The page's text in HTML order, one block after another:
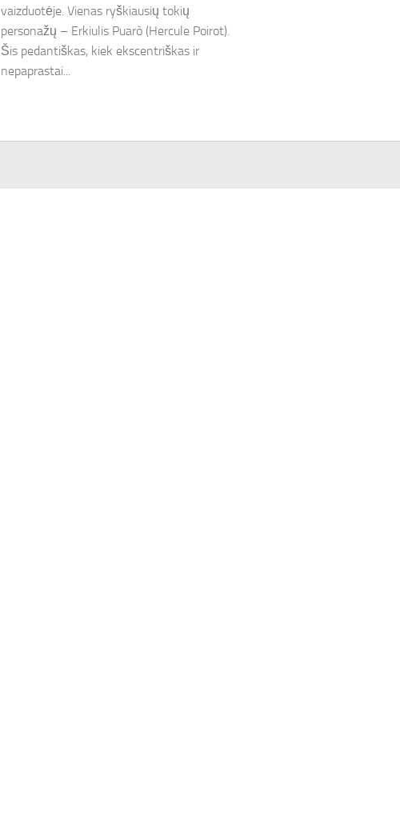
vaizduotėje. Vienas ryškiausių tokių
personažų – Erkiulis Puarò (Hercule Poirot).
Šis pedantiškas, kiek ekscentriškas ir
nepaprastai...